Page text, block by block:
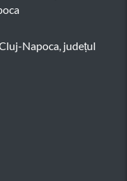
Napoca, județul